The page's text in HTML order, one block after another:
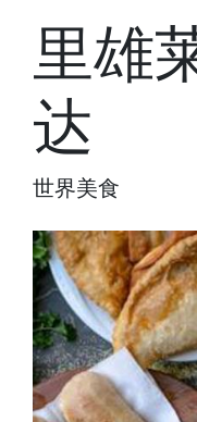
里雄
达
世界美食